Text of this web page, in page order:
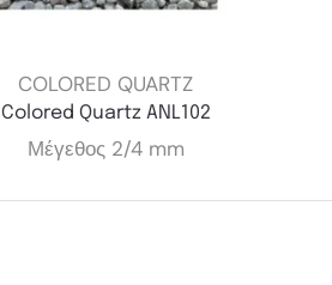
COLORED QUARTZ
Colored Quartz ANL102
Μέγεθος 2/4 mm